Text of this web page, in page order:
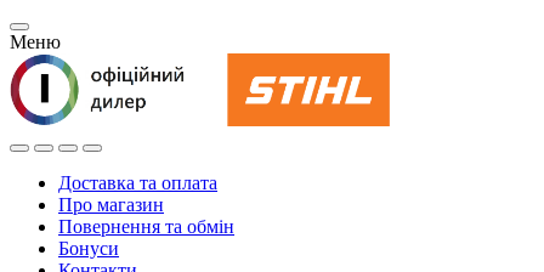
Меню
Доставка та оплата
Про магазин
Повернення та обмін
Бонуси